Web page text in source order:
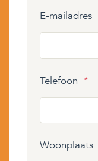
E-mailadres
Telefoon *
Woonplaats